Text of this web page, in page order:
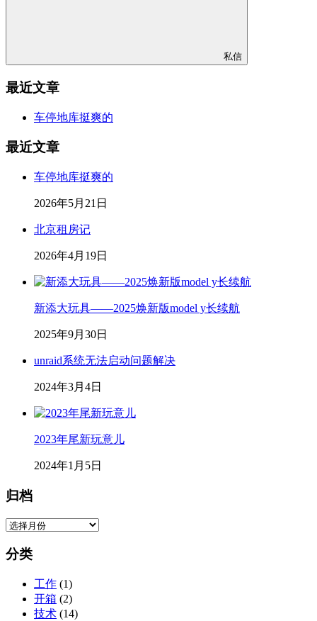
私信
最近文章
车停地库挺爽的
最近文章
车停地库挺爽的
2026年5月21日
北京租房记
2026年4月19日
新添大玩具——2025焕新版model y长续航
2025年9月30日
unraid系统无法启动问题解决
2024年3月4日
2023年尾新玩意儿
2024年1月5日
归档
归
分类
工作 (1)
开箱 (2)
技术 (14)